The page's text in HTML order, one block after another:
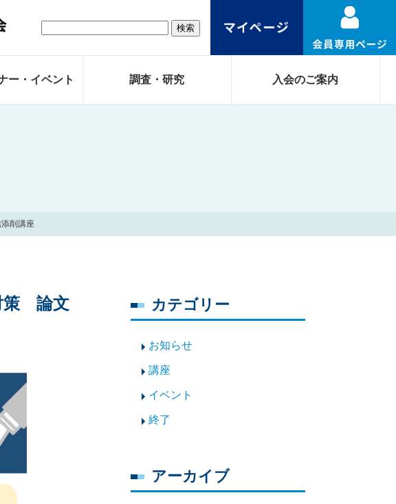
ー・イベント 調査・研究 入会のご案内
削講座
策 論文
カテゴリー
お知らせ
講座
イベント
終了
アーカイブ